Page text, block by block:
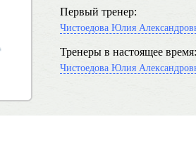
Первый тренер:
Чистоедова Юлия
Тренеры в настоящее время:
Чистоедова Юлия